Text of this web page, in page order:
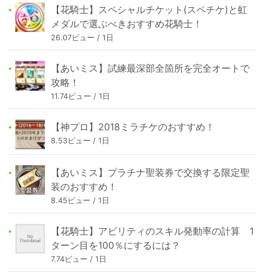
【花騎士】スペシャルチケット(スペチケ)と虹
メダルで選ぶべきおすすめ花騎士！
26.07ビュー / 1日
【あいミス】試練最深部全箇所を完全オートで
攻略！
11.74ビュー / 1日
【神プロ】2018ミラチケのおすすめ！
8.53ビュー / 1日
【あいミス】プラチナ聖装券で交換する限定聖
装のおすすめ！
8.45ビュー / 1日
【花騎士】アビリティのスキル発動率の計算 1
ターン目を100％にするには？
7.74ビュー / 1日